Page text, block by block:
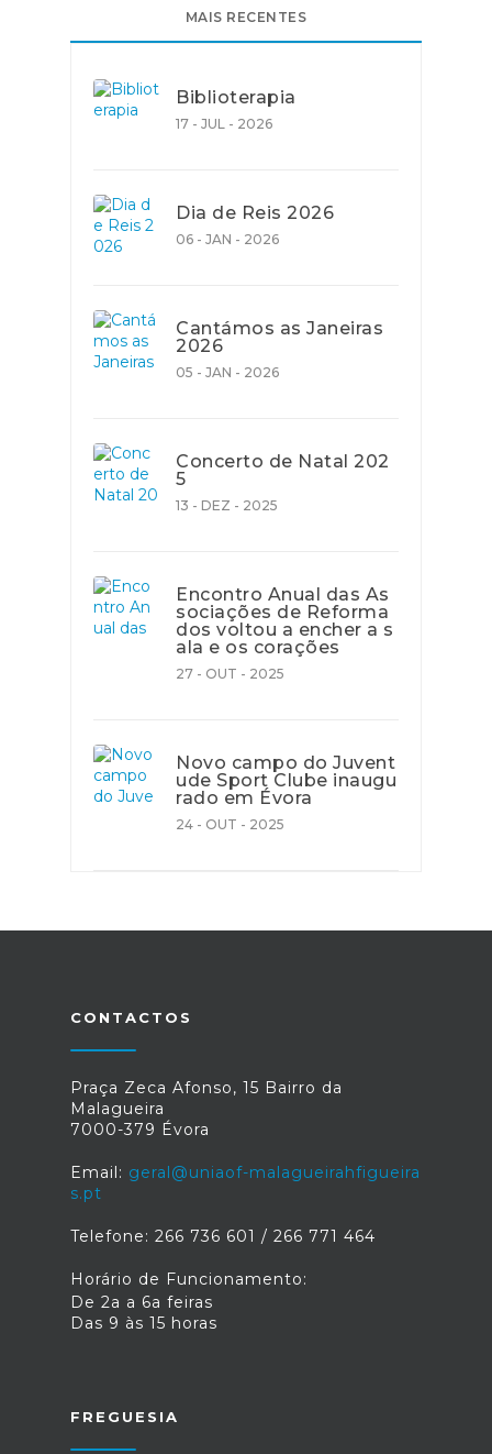
MAIS RECENTES
Biblioterapia
17 - JUL - 2026
Dia de Reis 2026
06 - JAN - 2026
Cantámos as Janeiras
2026
05 - JAN - 2026
Concerto de Natal 202
5
13 - DEZ - 2025
Encontro Anual das As
sociações de Reforma
dos voltou a encher a s
ala e os corações
27 - OUT - 2025
Novo campo do Juvent
ude Sport Clube inaugu
rado em Évora
24 - OUT - 2025
CONTACTOS
Praça Zeca Afonso, 15 Bairro da
Malagueira
7000-379 Évora
Email: geral@uniaof-malagueirahfigueira
s.pt
Telefone: 266 736 601 / 266 771 464
Horário de Funcionamento:
De 2a a 6a feiras
Das 9 às 15 horas
FREGUESIA